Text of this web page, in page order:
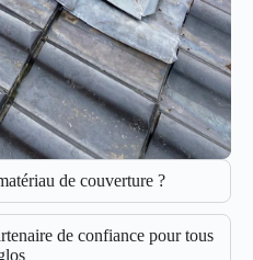
de couverture ?
de confiance pour tous